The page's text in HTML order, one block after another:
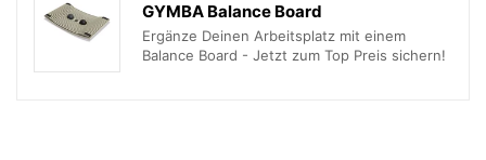
DieScherenlampeüberzeugt durch ihren einzigartigen
Mechanismus. Der ausziehbare Scherenarm aus
Aluminium, wahlweise in Silber oder schwarz eloxiert, ist
GYMBA Balance Board
Ergänze Deinen Arbeitsplatz mit einem
Balance Board - Jetzt zum Top Preis sichern!